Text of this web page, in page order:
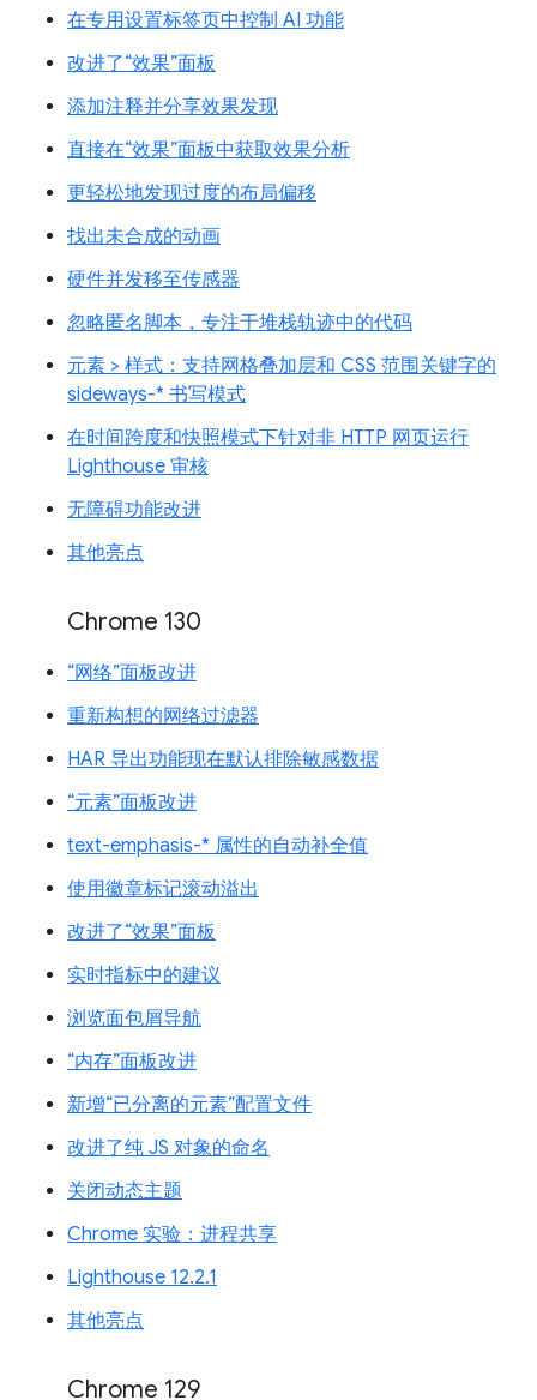
在专用设置标签页中控制 AI 功能
改进了“效果”面板
添加注释并分享效果发现
直接在“效果”面板中获取效果分析
更轻松地发现过度的布局偏移
找出未合成的动画
硬件并发移至传感器
忽略匿名脚本，专注于堆栈轨迹中的代码
元素 > 样式：支持网格叠加层和 CSS 范围关键字的
sideways-* 书写模式
在时间跨度和快照模式下针对非 HTTP 网页运行
Lighthouse 审核
无障碍功能改进
其他亮点
Chrome 130
“网络”面板改进
重新构想的网络过滤器
HAR 导出功能现在默认排除敏感数据
“元素”面板改进
text-emphasis-* 属性的自动补全值
使用徽章标记滚动溢出
改进了“效果”面板
实时指标中的建议
浏览面包屑导航
“内存”面板改进
新增“已分离的元素”配置文件
改进了纯 JS 对象的命名
关闭动态主题
Chrome 实验：进程共享
Lighthouse 12.2.1
其他亮点
Chrome 129